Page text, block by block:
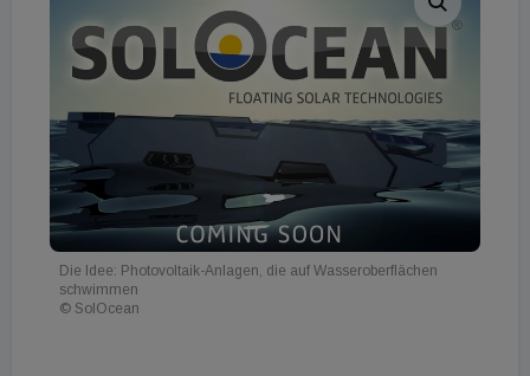
Die Idee: Photovoltaik-Anlagen, die auf Wasseroberflächen
schwimmen
© SolOcean